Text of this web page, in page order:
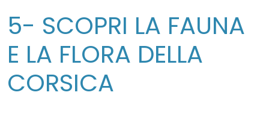
5- SCOPRI LA FAUNA
E LA FLORA DELLA
CORSICA